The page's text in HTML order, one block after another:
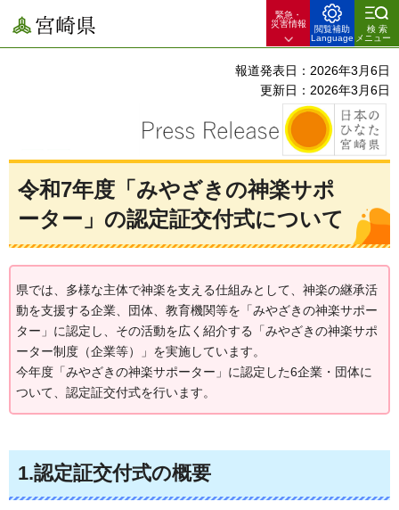
宮崎県
緊急・
災害情報
閲覧補助
Language
検索
メニュー
報道発表日：2026年3月6日
更新日：2026年3月6日
令和7年度「みやざきの神楽サポ
ーター」の認定証交付式について
県では、多様な主体で神楽を支える仕組みとして、神楽の継承活
動を支援する企業、団体、教育機関等を「みやざきの神楽サポー
ター」に認定し、その活動を広く紹介する「みやざきの神楽サポ
ーター制度（企業等）」を実施しています。
今年度「みやざきの神楽サポーター」に認定した6企業・団体に
ついて、認定証交付式を行います。
1.認定証交付式の概要